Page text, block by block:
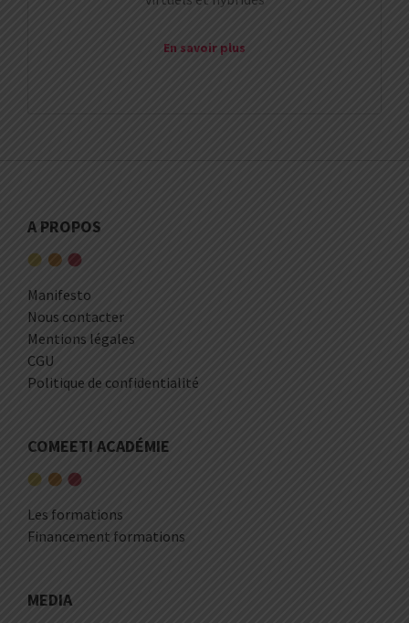
En savoir plus
A PROPOS
Manifesto
Nous contacter
Mentions légales
CGU
Politique de confidentialité
COMEETI ACADÉMIE
Les formations
Financement formations
MEDIA